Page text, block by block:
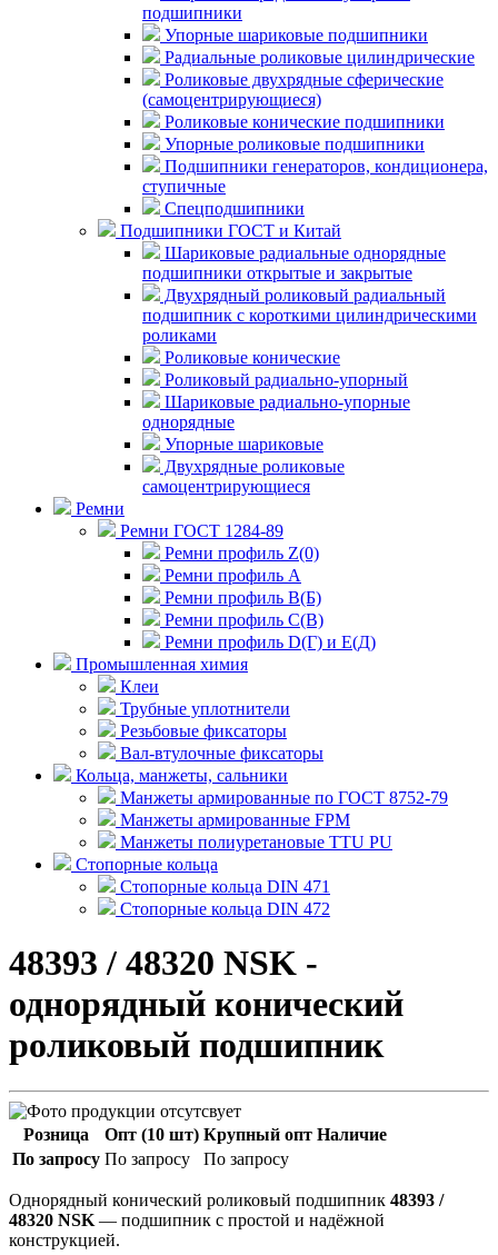
подшипники
Упорные шариковые подшипники
Радиальные роликовые цилиндрические
Роликовые двухрядные сферические
(самоцентрирующиеся)
Роликовые конические подшипники
Упорные роликовые подшипники
Подшипники генераторов, кондиционера,
ступичные
Спецподшипники
Подшипники ГОСТ и Китай
Шариковые радиальные однорядные
подшипники открытые и закрытые
Двухрядный роликовый радиальный
подшипник с короткими цилиндрическими
роликами
Роликовые конические
Роликовый радиально-упорный
Шариковые радиально-упорные
однорядные
Упорные шариковые
Двухрядные роликовые
самоцентрирующиеся
Ремни
Ремни ГОСТ 1284-89
Ремни профиль Z(0)
Ремни профиль А
Ремни профиль В(Б)
Ремни профиль С(В)
Ремни профиль D(Г) и E(Д)
Промышленная химия
Клеи
Трубные уплотнители
Резьбовые фиксаторы
Вал-втулочные фиксаторы
Кольца, манжеты, сальники
Манжеты армированные по ГОСТ 8752-79
Манжеты армированные FPM
Манжеты полиуретановые TTU PU
Стопорные кольца
Стопорные кольца DIN 471
Стопорные кольца DIN 472
48393 / 48320 NSK -
однорядный конический
роликовый подшипник
Розница Опт (10 шт) Крупный опт Наличие
По запросу По запросу По запросу
Однорядный конический роликовый подшипник 48393 /
48320 NSK — подшипник с простой и надёжной
конструкцией.